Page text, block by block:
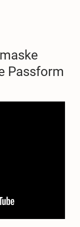
Passform